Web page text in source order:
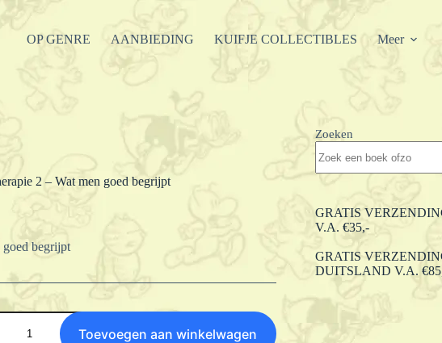
OP GENRE AANBIEDING KUIFJE COLLECTIBLES Meer
2 – Wat men goed begrijpt
goed begrijpt
Toevoegen aan winkelwagen
Zoeken
GRATIS
V.A. €35,-
GRATIS
DUITSLAND V.A.